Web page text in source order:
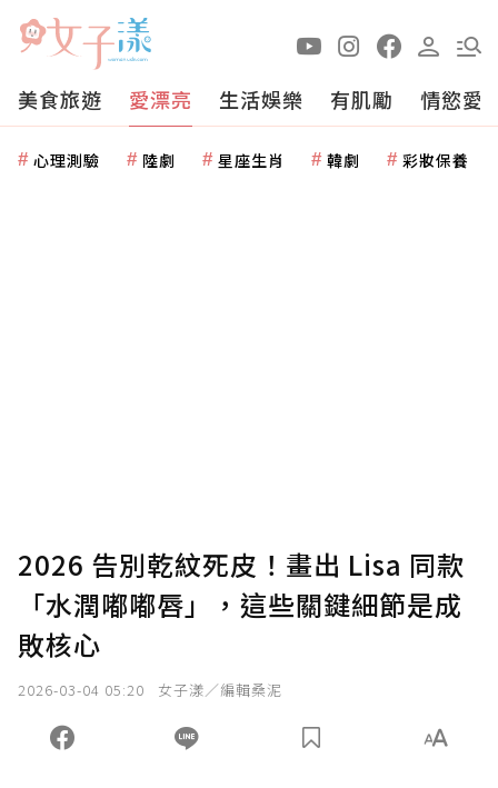
美食旅遊 愛漂亮 生活娛樂 有肌勵 情慾愛
心理測驗 陸劇 星座生肖 韓劇 彩妝保養
2026 告別乾紋死皮！畫出 Lisa 同款
「水潤嘟嘟唇」，這些關鍵細節是成
敗核心
2026-03-04 05:20 女子漾／編輯桑泥